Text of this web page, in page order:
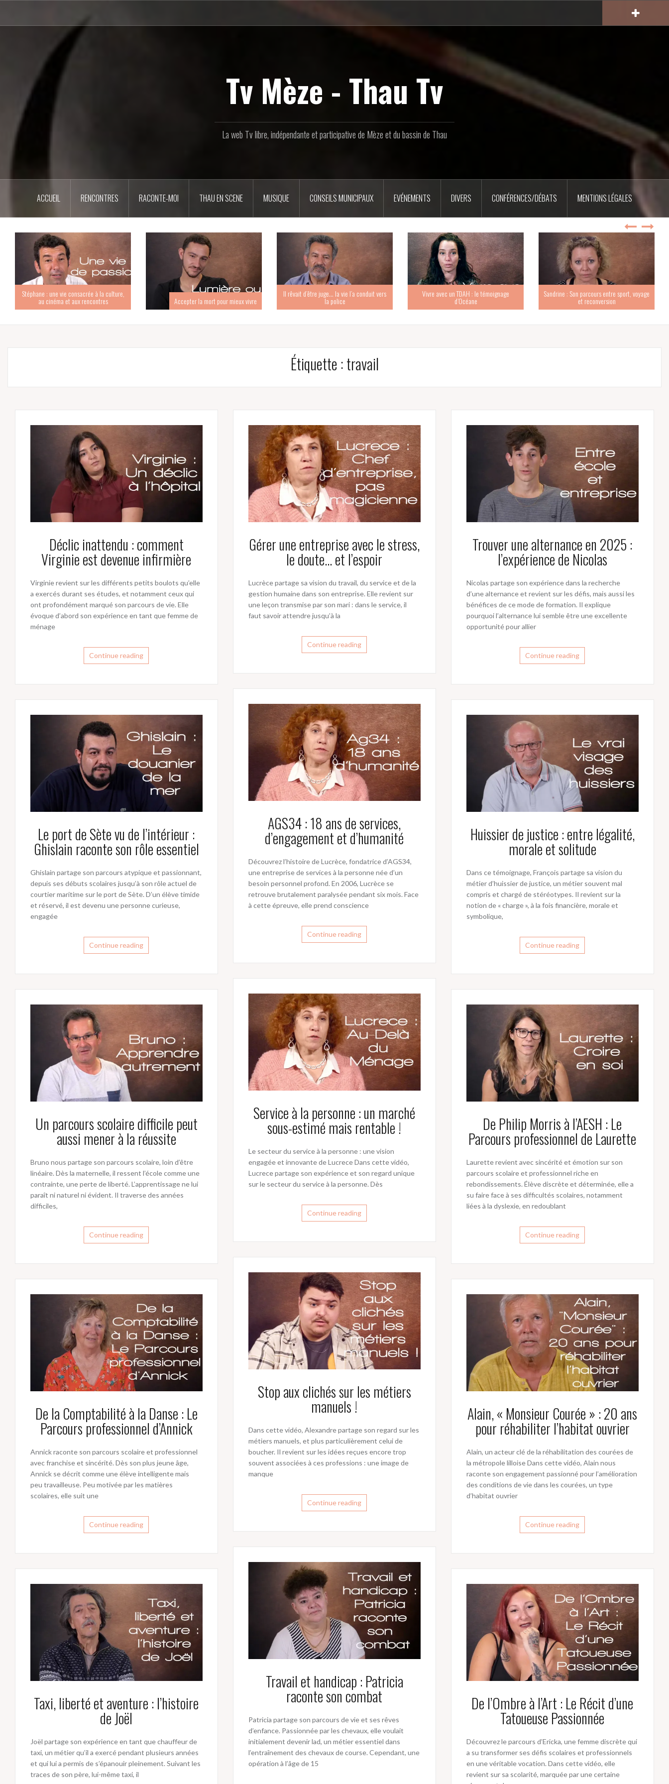
contenu
Tv Mèze - Thau Tv
La web Tv libre, indépendante et participative de Mèze et du bassin de Thau
ACCUEIL RENCONTRES RACONTE-MOI THAU EN SCENE MUSIQUE CONSEILS MUNICIPAUX EVÉNEMENTS DIVERS CONFÉRENCES/DÉBATS MENTIONS LÉGALES
Stéphane : une vie consacrée à la culture,
au cinéma et aux rencontres Accepter la mort pour mieux vivre
Il rêvait d’être juge… la vie l’a conduit vers
la police
Vivre avec un TDAH : le témoignage
d’Océane
Sandrine : Son parcours entre sport, voyage
et reconversion
Étiquette :travail
Déclic inattendu : comment
Virginie est devenue infirmière
Virginie revient sur les différents petits boulots qu’elle
a exercés durant ses études, et notamment ceux qui
ont profondément marqué son parcours de vie. Elle
évoque d’abord son expérience en tant que femme de
ménage
Continue reading
Gérer une entreprise avec le stress,
le doute… et l’espoir
Lucrèce partage sa vision du travail, du service et de la
gestion humaine dans son entreprise. Elle revient sur
une leçon transmise par son mari : dans le service, il
faut savoir attendre jusqu’à la
Continue reading
Trouver une alternance en 2025 :
l’expérience de Nicolas
Nicolas partage son expérience dans la recherche
d’une alternance et revient sur les défis, mais aussi les
bénéfices de ce mode de formation. Il explique
pourquoi l’alternance lui semble être une excellente
opportunité pour allier
Continue reading
AGS34 : 18 ans de services,
d’engagement et d’humanité
Découvrez l’histoire de Lucrèce, fondatrice d’AGS34,
une entreprise de services à la personne née d’un
besoin personnel profond. En 2006, Lucrèce se
retrouve brutalement paralysée pendant six mois. Face
à cette épreuve, elle prend conscience
Continue reading
Le port de Sète vu de l’intérieur :
Ghislain raconte son rôle essentiel
Ghislain partage son parcours atypique et passionnant,
depuis ses débuts scolaires jusqu’à son rôle actuel de
courtier maritime sur le port de Sète. D’un élève timide
et réservé, il est devenu une personne curieuse,
engagée
Continue reading
Huissier de justice : entre légalité,
morale et solitude
Dans ce témoignage, François partage sa vision du
métier d’huissier de justice, un métier souvent mal
compris et chargé de stéréotypes. Il revient sur la
notion de « charge », à la fois financière, morale et
symbolique,
Continue reading
Service à la personne : un marché
sous-estimé mais rentable !
Le secteur du service à la personne : une vision
engagée et innovante de Lucrece Dans cette vidéo,
Lucrece partage son expérience et son regard unique
sur le secteur du service à la personne. Dès
Continue reading
Un parcours scolaire difficile peut
aussi mener à la réussite
Bruno nous partage son parcours scolaire, loin d’être
linéaire. Dès la maternelle, il ressent l’école comme une
contrainte, une perte de liberté. L’apprentissage ne lui
paraît ni naturel ni évident. Il traverse des années
difficiles,
Continue reading
De Philip Morris à l’AESH : Le
Parcours professionnel de Laurette
Laurette revient avec sincérité et émotion sur son
parcours scolaire et professionnel riche en
rebondissements. Élève discrète et déterminée, elle a
su faire face à ses difficultés scolaires, notamment
liées à la dyslexie, en redoublant
Continue reading
Stop aux clichés sur les métiers
manuels !
Dans cette vidéo, Alexandre partage son regard sur les
métiers manuels, et plus particulièrement celui de
boucher. Il revient sur les idées reçues encore trop
souvent associées à ces professions : une image de
manque
Continue reading
De la Comptabilité à la Danse : Le
Parcours professionnel d’Annick
Annick raconte son parcours scolaire et professionnel
avec franchise et sincérité. Dès son plus jeune âge,
Annick se décrit comme une élève intelligente mais
peu travailleuse. Peu motivée par les matières
scolaires, elle suit une
Continue reading
Alain, « Monsieur Courée » : 20 ans
pour réhabiliter l’habitat ouvrier
Alain, un acteur clé de la réhabilitation des courées de
la métropole lilloise Dans cette vidéo, Alain nous
raconte son engagement passionné pour l’amélioration
des conditions de vie dans les courées, un type
d’habitat ouvrier
Continue reading
Travail et handicap : Patricia
raconte son combat
Patricia partage son parcours de vie et ses rêves
d’enfance. Passionnée par les chevaux, elle voulait
initialement devenir lad, un métier essentiel dans
l’entraînement des chevaux de course. Cependant, une
opération à l’âge de 15
Taxi, liberté et aventure : l’histoire
de Joël
Joël partage son expérience en tant que chauffeur de
taxi, un métier qu’il a exercé pendant plusieurs années
et qui lui a permis de s’épanouir pleinement. Suivant les
traces de son père, lui-même taxi, il
De l’Ombre à l’Art : Le Récit d’une
Tatoueuse Passionnée
Découvrez le parcours d’Ericka, une femme discrète qui
a su transformer ses défis scolaires et professionnels
en une véritable vocation. Dans cette vidéo, elle
revient sur sa scolarité, marquée par une certaine